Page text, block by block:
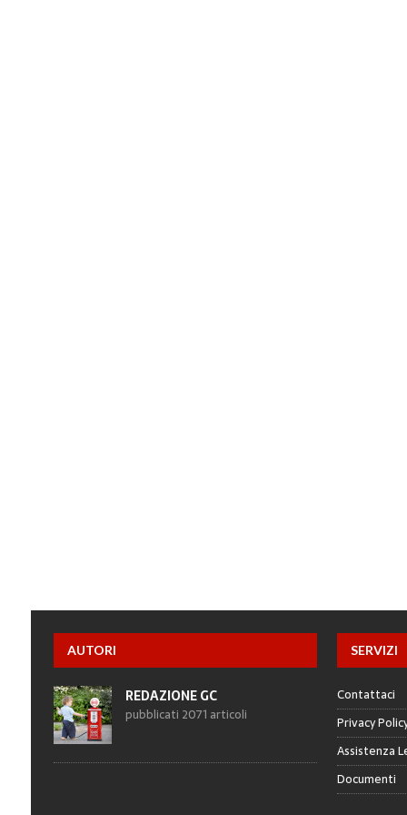
AUTORI
REDAZIONE GC
pubblicati 2071 articoli
SERVIZI
Contattaci
Privacy
Assistenza
Documenti